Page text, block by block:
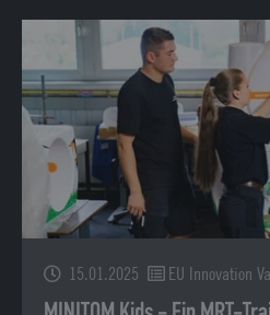
15.01.2025 EU Innovation